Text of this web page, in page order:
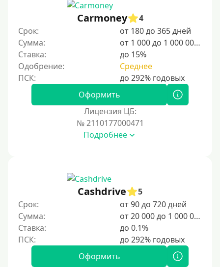
20000 руб
25000 руб
30000 руб
30000 руб на год
35000 руб
40000 руб
150000 руб
200000 руб
250000 руб
Carmoney
4
Срок:
от 180 до 365 дней
Сумма:
от 1 000 до 1 000 000 ₽
Ставка:
до 15%
Одобрение:
Среднее
Оформить
Лицензия ЦБ:
№ 2110177000471
Подробнее
Cashdrive
5
Срок:
от 90 до 720 дней
Сумма:
от 20 000 до 1 000 000 ₽
Ставка:
до 0.1%
Оформить